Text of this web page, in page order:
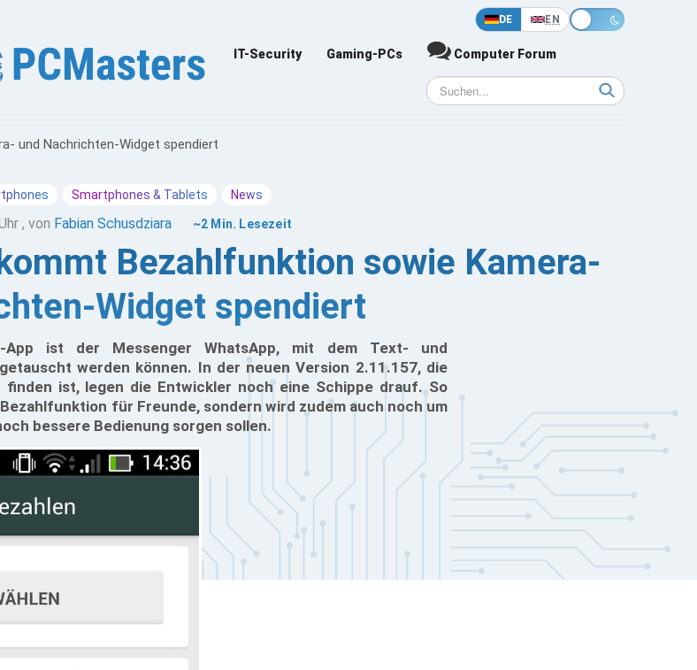
DE EN
IT-Security Gaming-PCs Computer Forum
und Nachrichten-Widget spendiert
Smartphones & Tablets News
, von Fabian Schusdziara ~2 Min. Lesezeit
Bezahlfunktion sowie Kamera-
Widget spendiert
App ist der Messenger WhatsApp, mit dem Text- und
werden können. In der neuen Version 2.11.157, die
ist, legen die Entwickler noch eine Schippe drauf. So
für Freunde, sondern wird zudem auch noch um
bessere Bedienung sorgen sollen.